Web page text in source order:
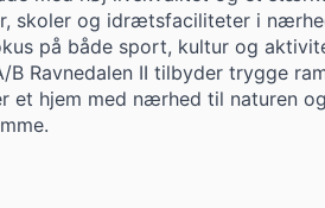
skoler og idrætsfaciliteter i
på både sport, kultur og
B Ravnedalen II tilbyder trygge
et hjem med nærhed til naturen